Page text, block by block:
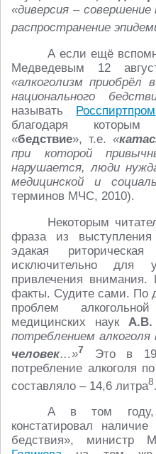
«диверсия –
распространение
А если ещё
Медведевым 12
«алкоголизм приобрёл
национального
называть Росспиртпром
благодаря которым
«бедствие», т.е. «
при которой
нарушается, люди
медицинской и
терминов МЧС, 2010).
Некоторым
фраза из
эдакая
исключительно для
привлечения
факты. Судите сами. По
проблем
медицинских наук А.В.
потреблением алкоголя
человек…»7 Это в
потребление алкоголя
составляло – 14,6 литра8.
А в том году,
констатировал
бедствия», министр